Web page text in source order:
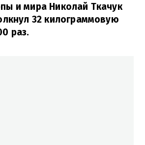
и мира Николай Ткачук
32 килограммовую
раз.